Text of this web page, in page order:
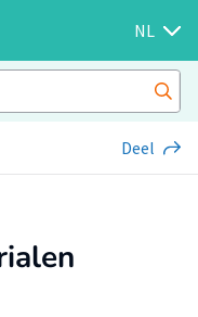
NL
Deel